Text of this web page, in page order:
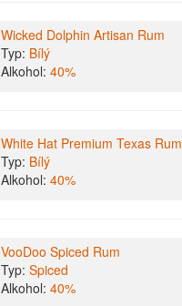
Wicked Dolphin Artisan Rum
Typ: Bílý
Alkohol: 40%
White Hat Premium Texas Rum
Typ: Bílý
Alkohol: 40%
VooDoo Spiced Rum
Typ: Spiced
Alkohol: 40%